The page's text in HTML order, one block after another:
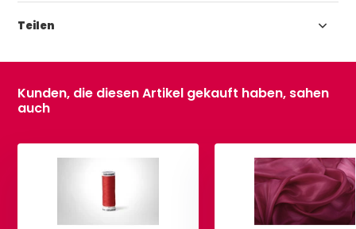
Teilen
Kunden, die diesen Artikel gekauft haben, sahen
auch